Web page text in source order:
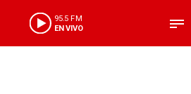
95.5 FM
EN VIVO